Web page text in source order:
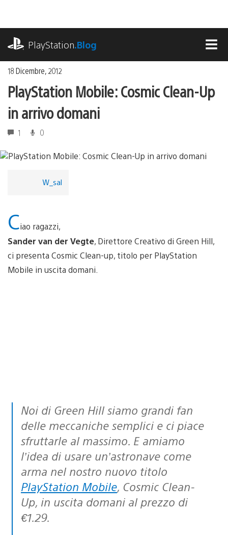
contenuto
PlayStation.Blog
18 Dicembre, 2012
PlayStation Mobile: Cosmic Clean-Up
in arrivo domani
1 0
W_sal
Ciao ragazzi,
Sander van der Vegte, Direttore Creativo di Green Hill,
ci presenta Cosmic Clean-up, titolo per PlayStation
Mobile in uscita domani.
Noi di Green Hill siamo grandi fan
delle meccaniche semplici e ci piace
sfruttarle al massimo. E amiamo
l’idea di usare un’astronave come
arma nel nostro nuovo titolo
PlayStation Mobile, Cosmic Clean-
Up, in uscita domani al prezzo di
€1.29.